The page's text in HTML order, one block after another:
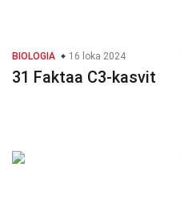
BIOLOGIA 16 loka 2024
31 Faktaa C3-kasvit